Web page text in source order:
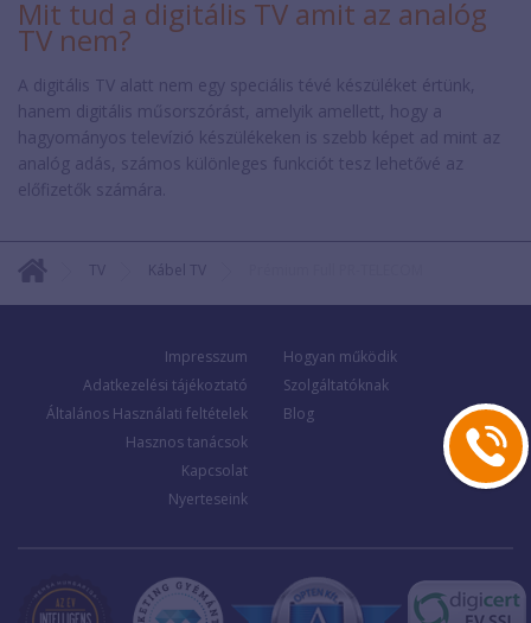
Mit tud a digitális TV amit az analóg
TV nem?
A digitális TV alatt nem egy speciális tévé készüléket értünk,
hanem digitális műsorszórást, amelyik amellett, hogy a
hagyományos televízió készülékeken is szebb képet ad mint az
analóg adás, számos különleges funkciót tesz lehetővé az
előfizetők számára.
TV Kábel TV
Impresszum
Adatkezelési tájékoztató
Általános Használati feltételek
Hasznos tanácsok
Kapcsolat
Nyerteseink
Hogyan működik
Szolgáltatóknak
Blog